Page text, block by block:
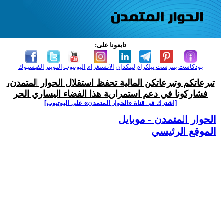
تابعونا على:
الفيسبوك التويتر اليوتيوب الانستغرام لينكدإن تيلكرامبنترست بودكاست
تبرعاتكم وتبرعاتكن المالية تحفظ استقلال الحوار المتمدن،
فشاركونا في دعم استمرارية هذا الفضاء اليساري الحر
[اشترك في قناة ‫«الحوار المتمدن» على اليوتيوب]
الحوار المتمدن - موبايل
الموقع الرئيسي